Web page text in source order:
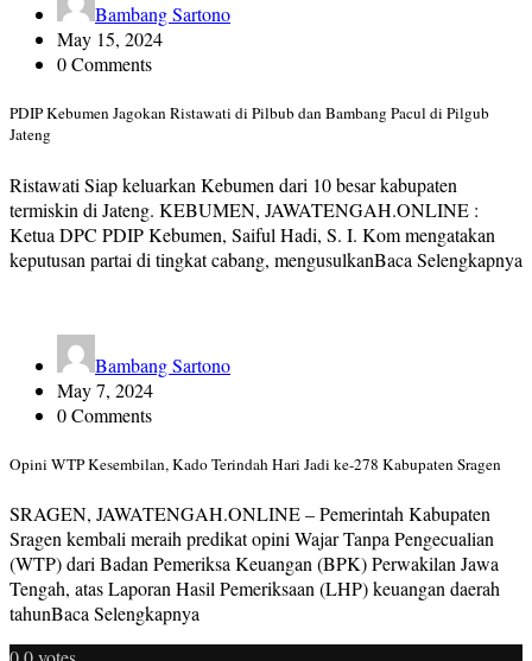
Bambang Sartono
May 15, 2024
0 Comments
PDIP Kebumen Jagokan Ristawati di Pilbub dan Bambang Pacul di Pilgub
Jateng
Ristawati Siap keluarkan Kebumen dari 10 besar kabupaten
termiskin di Jateng. KEBUMEN, JAWATENGAH.ONLINE :
Ketua DPC PDIP Kebumen, Saiful Hadi, S. I. Kom mengatakan
keputusan partai di tingkat cabang, mengusulkanBaca Selengkapnya
Bambang Sartono
May 7, 2024
0 Comments
Opini WTP Kesembilan, Kado Terindah Hari Jadi ke-278 Kabupaten Sragen
SRAGEN, JAWATENGAH.ONLINE – Pemerintah Kabupaten
Sragen kembali meraih predikat opini Wajar Tanpa Pengecualian
(WTP) dari Badan Pemeriksa Keuangan (BPK) Perwakilan Jawa
Tengah, atas Laporan Hasil Pemeriksaan (LHP) keuangan daerah
tahunBaca Selengkapnya